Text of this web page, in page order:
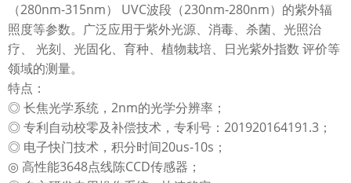
（280nm-315nm） UVC波段（230nm-280nm）的紫外辐
照度等参数。广泛应用于紫外光源、消毒、杀菌、光照治
疗、 光刻、光固化、育种、植物栽培、日光紫外指数 评价等
领域的测量。
特点：
◎ 长焦光学系统，2nm的光学分辨率；
◎ 专利自动校零及补偿技术，专利号：201920164191.3；
◎ 电子快门技术，积分时间20us-10s；
◎ 高性能3648点线陈CCD传感器；